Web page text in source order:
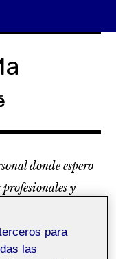
donde espero
y
para
las